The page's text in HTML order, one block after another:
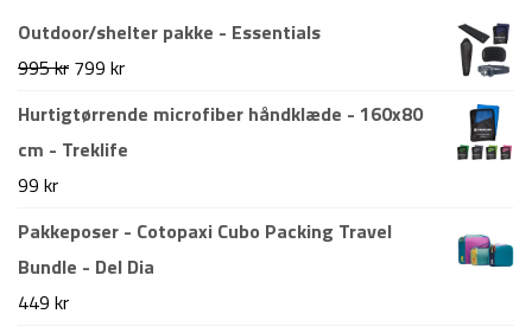
Outdoor/shelter pakke - Essentials
995kr Den
oprindelige
pris
799 krDen
aktuelle
Hurtigtørrende microfiber håndklæde - 160x80
cm - Treklife
99 kr
Pakkeposer - Cotopaxi Cubo Packing Travel
Bundle - Del Dia
449 kr